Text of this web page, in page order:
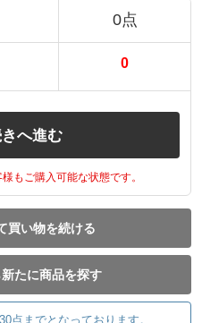
0点
0
へ進む
もご購入可能な状態です。
買い物を続ける
たに商品を探す
点までとなっております。